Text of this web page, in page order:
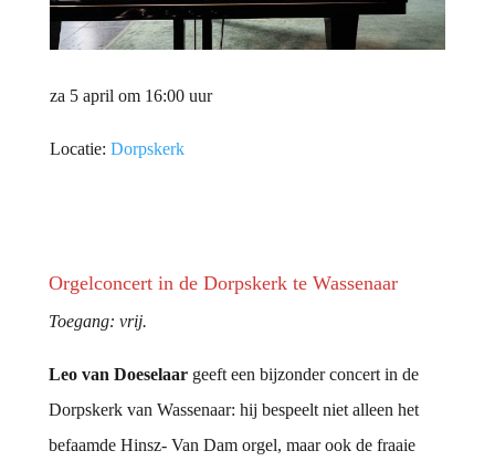
za 5 april om 16:00 uur
Locatie: Dorpskerk
Orgelconcert in de Dorpskerk te Wassenaar
Toegang: vrij.
Leo van Doeselaargeeft een bijzonder concert in de
Dorpskerk van Wassenaar: hij bespeelt niet alleen het
befaamde Hinsz- Van Dam orgel, maar ook de fraaie